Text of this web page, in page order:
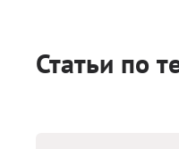
Статьи по